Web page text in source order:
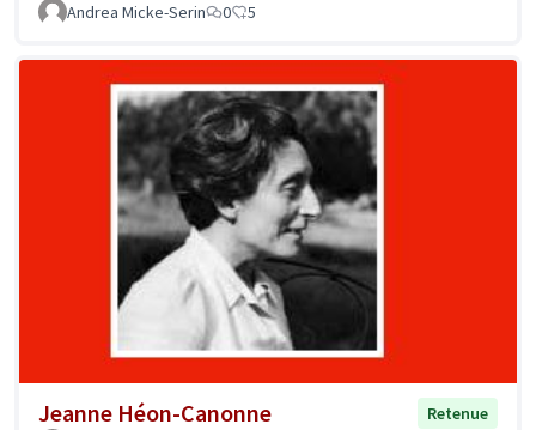
Andrea Micke-Serin
0 5
Jeanne Héon-Canonne
Retenue